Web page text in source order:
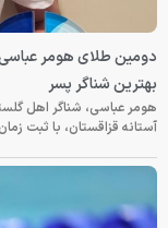
دومین طلای هومر عباسی
بهترین شناگر پسر
هومر عباسی، شناگر اهل
آستانه قزاقستان، با ثبت زمان ۲۵.۷۶ ثانیه در ماده ۵۰ متر کرال پشت به مدال طلا